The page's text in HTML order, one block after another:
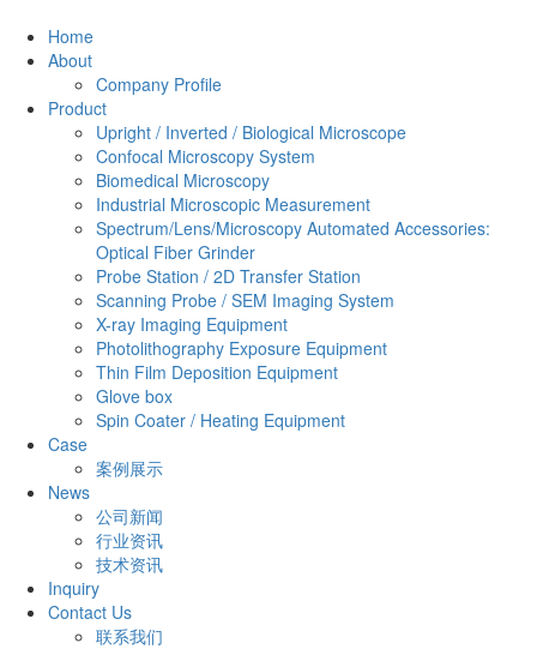
Home
About
Company Profile
Product
Upright / Inverted / Biological Microscope
Confocal Microscopy System
Biomedical Microscopy
Industrial Microscopic Measurement
Spectrum/Lens/Microscopy Automated Accessories:
Optical Fiber Grinder
Probe Station / 2D Transfer Station
Scanning Probe / SEM Imaging System
X-ray Imaging Equipment
Photolithography Exposure Equipment
Thin Film Deposition Equipment
Glove box
Spin Coater / Heating Equipment
Case
案例展示
News
公司新闻
行业资讯
技术资讯
Inquiry
Contact Us
联系我们